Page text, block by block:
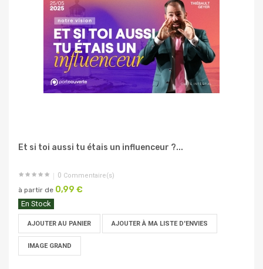
Et si toi aussi tu étais un influenceur ?...
0 Commentaire(s)
à partir de 0,99 €
En Stock
AJOUTER AU PANIER AJOUTER À MA LISTE D'ENVIES
IMAGE GRAND